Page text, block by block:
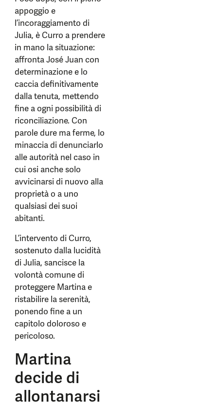
appoggio e
l’incoraggiamento di
Julia, è Curro a prendere
in mano la situazione:
affronta José Juan con
determinazione e lo
caccia definitivamente
dalla tenuta, mettendo
fine a ogni possibilità di
riconciliazione. Con
parole dure ma ferme, lo
minaccia di denunciarlo
alle autorità nel caso in
cui osi anche solo
avvicinarsi di nuovo alla
proprietà o a uno
qualsiasi dei suoi
abitanti.
L’intervento di Curro,
sostenuto dalla lucidità
di Julia, sancisce la
volontà comune di
proteggere Martina e
ristabilire la serenità,
ponendo fine a un
capitolo doloroso e
pericoloso.
Martina
decide di
allontanarsi